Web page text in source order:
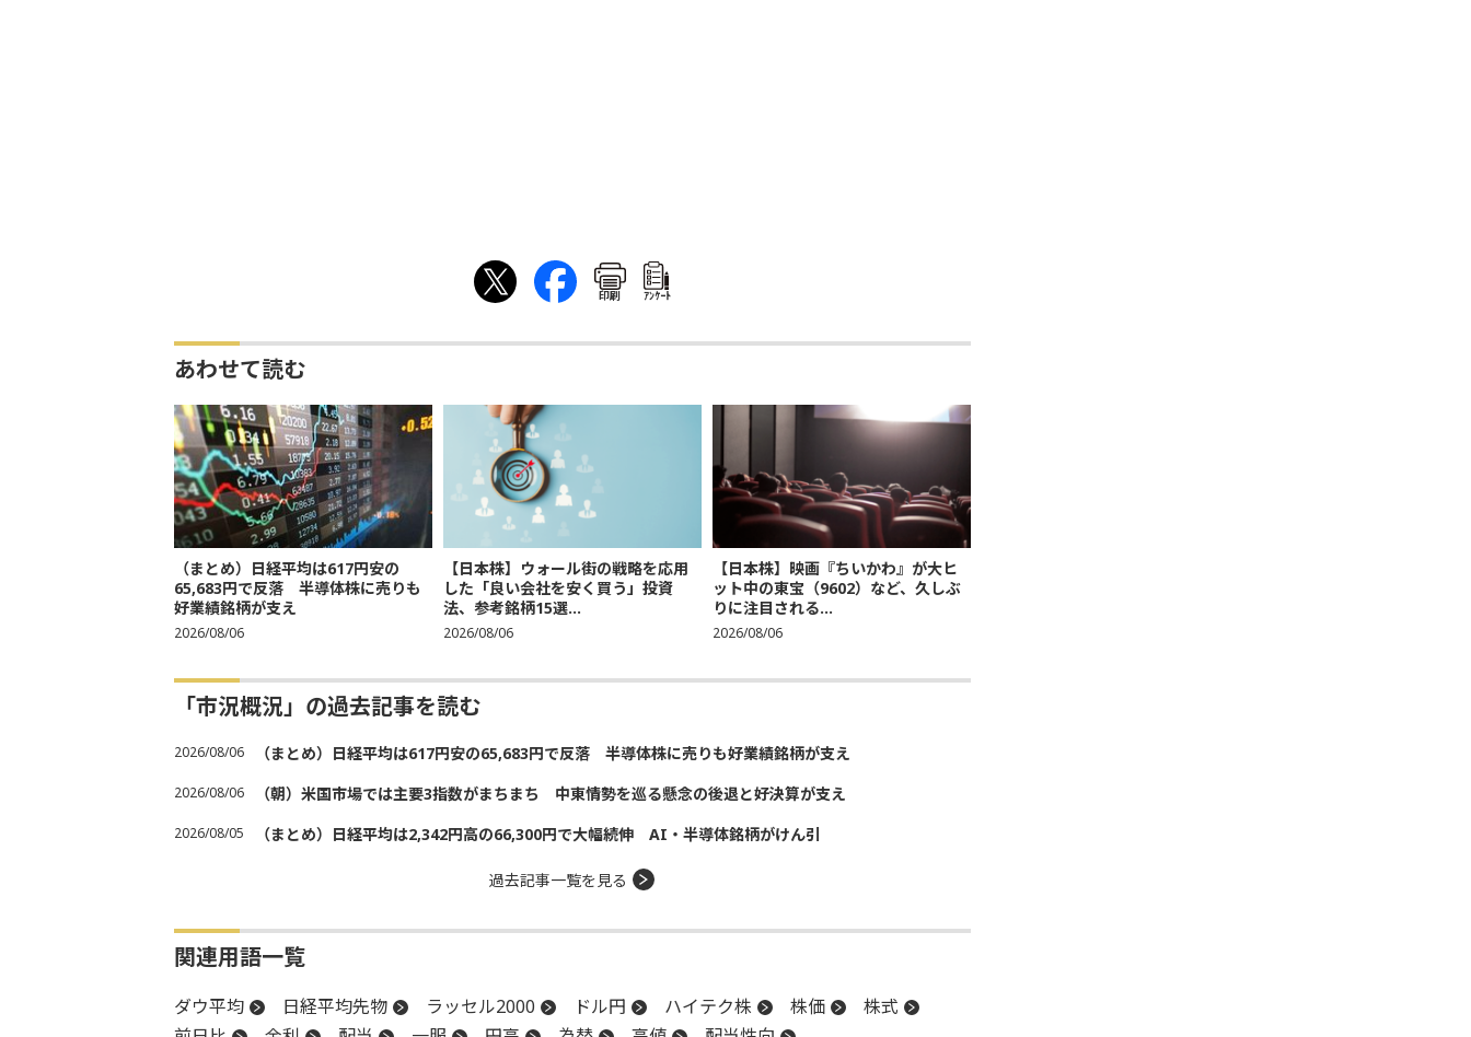
印刷 ｱﾝｹｰﾄ
あわせて読む
（まとめ）日経平均は617円安の
65,683円で反落 半導体株に売りも
好業績銘柄が支え
2026/08/06
【日本株】ウォール街の戦略を応用
した「良い会社を安く買う」投資
法、参考銘柄15選...
2026/08/06
【日本株】映画『ちいかわ』が大ヒ
ット中の東宝（9602）など、久しぶ
りに注目される...
2026/08/06
「市況概況」の過去記事を読む
2026/08/06 （まとめ）日経平均は617円安の65,683円で反落 半導体株に売りも好業績銘柄が支え
2026/08/06 （朝）米国市場では主要3指数がまちまち 中東情勢を巡る懸念の後退と好決算が支え
2026/08/05 （まとめ）日経平均は2,342円高の66,300円で大幅続伸 AI・半導体銘柄がけん引
過去記事一覧を見る
関連用語一覧
ダウ平均 日経平均先物 ラッセル2000 ドル円 ハイテク株 株価
株式